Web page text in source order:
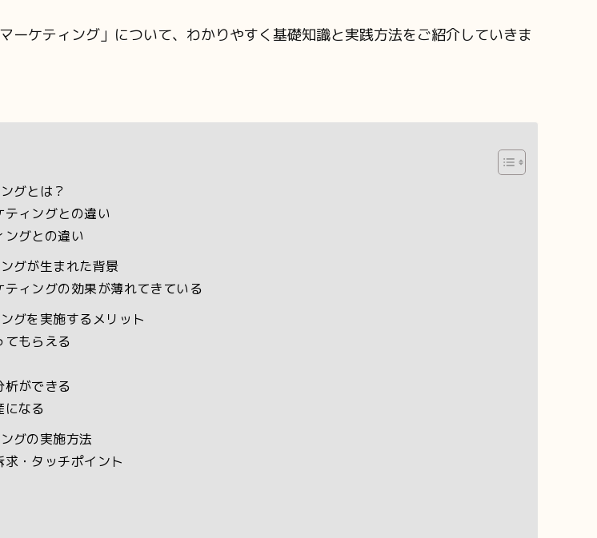
ーケティング」について、わかりやすく基礎知識と実践方法をご紹介していきま
グとは？
ィングとの違い
ングとの違い
グが生まれた背景
ィングの効果が薄れてきている
グを実施するメリット
もらえる
析ができる
になる
グの実施方法
・タッチポイント